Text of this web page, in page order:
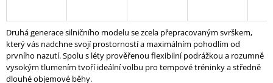
Druhá generace silničního modelu se zcela přepracovaným svrškem,
který vás nadchne svojí prostorností a maximálním pohodlím od
prvního nazutí. Spolu s léty prověřenou flexibilní podrážkou a rozumně
vysokým tlumením tvoří ideální volbu pro tempové tréninky a středně
dlouhé objemové běhy.
P
O
R
U
Č